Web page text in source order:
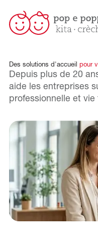
Des solutions d'accueil pour
Depuis plus de 20
aide les entreprises
professionnelle et vie